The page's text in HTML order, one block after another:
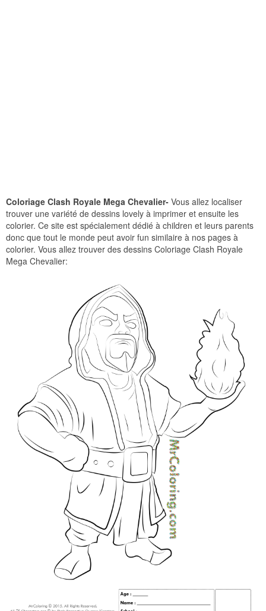
Coloriage Clash Royale Mega Chevalier- Vous allez localiser
trouver une variété de dessins lovely à imprimer et ensuite les
colorier. Ce site est spécialement dédié à children et leurs parents
donc que tout le monde peut avoir fun similaire à nos pages à
colorier. Vous allez trouver des dessins Coloriage Clash Royale
Mega Chevalier: